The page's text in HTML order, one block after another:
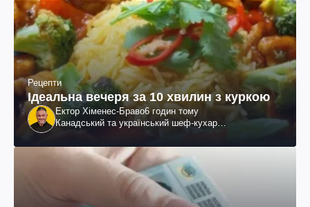
Рецепти
Ідеальна вечеря за 10 хвилин з куркою
Ектор Хіменес-Браво6 годин тому
Канадський та український шеф-кухар